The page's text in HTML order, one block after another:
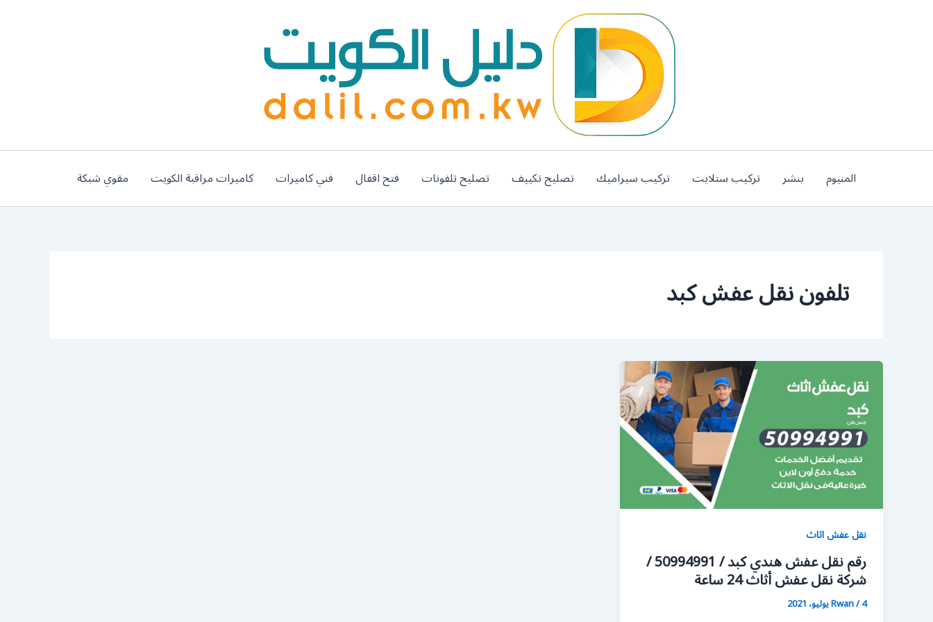
المنيوم بنشر تركيب ستلايت تركيب سيراميك تصليح تكييف تصليح تلفونات فتح اقفال فني كاميرات كاميرات مراقبة الكويت مقوي شبكة
تلفون نقل عفش كبد
نقل عفش اثاث
رقم نقل عفش هندي كبد / 50994991 /
شركة نقل عفش أثاث 24 ساعة
Rwan/4 يوليو، 2021